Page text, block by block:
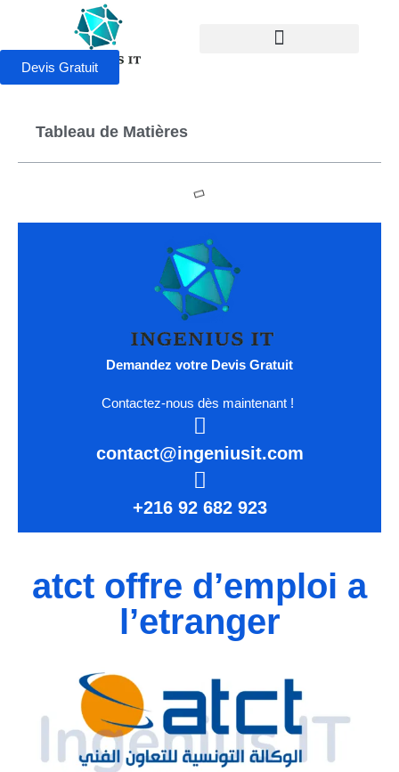
Devis Gratuit
Tableau de Matières
Demandez votre Devis Gratuit
Contactez-nous dès maintenant !
contact@ingeniusit.com
+216 92 682 923
atct offre d’emploi a
l’etranger